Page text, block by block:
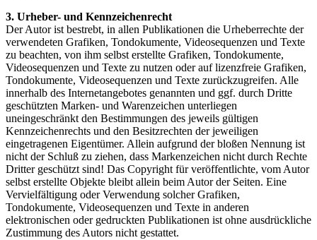
3. Urheber- und Kennzeichenrecht
Der Autor ist bestrebt, in allen Publikationen die Urheberrechte der
verwendeten Grafiken, Tondokumente, Videosequenzen und Texte
zu beachten, von ihm selbst erstellte Grafiken, Tondokumente,
Videosequenzen und Texte zu nutzen oder auf lizenzfreie Grafiken,
Tondokumente, Videosequenzen und Texte zurückzugreifen. Alle
innerhalb des Internetangebotes genannten und ggf. durch Dritte
geschützten Marken- und Warenzeichen unterliegen
uneingeschränkt den Bestimmungen des jeweils gültigen
Kennzeichenrechts und den Besitzrechten der jeweiligen
eingetragenen Eigentümer. Allein aufgrund der bloßen Nennung ist
nicht der Schluß zu ziehen, dass Markenzeichen nicht durch Rechte
Dritter geschützt sind! Das Copyright für veröffentlichte, vom Autor
selbst erstellte Objekte bleibt allein beim Autor der Seiten. Eine
Vervielfältigung oder Verwendung solcher Grafiken,
Tondokumente, Videosequenzen und Texte in anderen
elektronischen oder gedruckten Publikationen ist ohne ausdrückliche
Zustimmung des Autors nicht gestattet.